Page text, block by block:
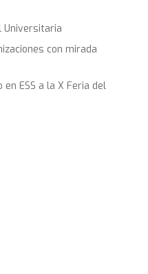
Universitaria
con mirada
ESS a la X Feria del